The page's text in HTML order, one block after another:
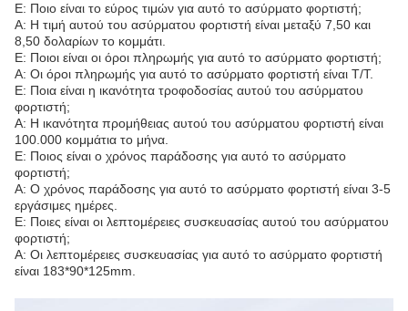
Ε: Ποιο είναι το εύρος τιμών για αυτό το ασύρματο φορτιστή;
Α: Η τιμή αυτού του ασύρματου φορτιστή είναι μεταξύ 7,50 και
8,50 δολαρίων το κομμάτι.
Ε: Ποιοι είναι οι όροι πληρωμής για αυτό το ασύρματο φορτιστή;
Α: Οι όροι πληρωμής για αυτό το ασύρματο φορτιστή είναι T/T.
Ε: Ποια είναι η ικανότητα τροφοδοσίας αυτού του ασύρματου
φορτιστή;
Α: Η ικανότητα προμήθειας αυτού του ασύρματου φορτιστή είναι
100.000 κομμάτια το μήνα.
Ε: Ποιος είναι ο χρόνος παράδοσης για αυτό το ασύρματο
φορτιστή;
Α: Ο χρόνος παράδοσης για αυτό το ασύρματο φορτιστή είναι 3-5
εργάσιμες ημέρες.
Ε: Ποιες είναι οι λεπτομέρειες συσκευασίας αυτού του ασύρματου
φορτιστή;
Α: Οι λεπτομέρειες συσκευασίας για αυτό το ασύρματο φορτιστή
είναι 183*90*125mm.